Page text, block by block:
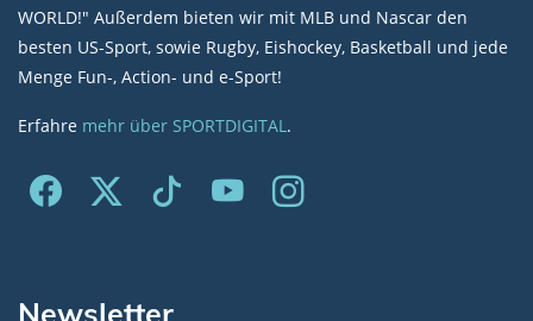
WORLD!" Außerdem bieten wir mit MLB und Nascar den
besten US-Sport, sowie Rugby, Eishockey, Basketball und jede
Menge Fun-, Action- und e-Sport!
Erfahre mehr über SPORTDIGITAL.
Newsletter